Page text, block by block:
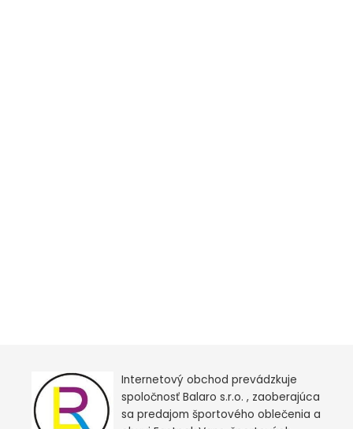
Internetový obchod prevádzkuje
spoločnosť Balaro s.r.o. , zaoberajúca
sa predajom športového oblečenia a